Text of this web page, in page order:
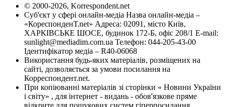
© 2000-2026, Korrespondent.net
Суб'єкт у сфері онлайн-медіа Назва онлайн-медіа –
«КореспонденТ.net» Адреса: 02091, місто Київ,
ХАРКІВСЬКЕ ШОСЕ, будинок 172-Б, офіс 208/1 E-mail:
sunlight@mediadim.com.ua Телефон: 044-205-43-00
Ідентифікатор медіа – R40-06068
Використання будь-яких матеріалів, розміщених на
сайті, дозволяється за умови посилання на
Корреспондент.net.
При копіюванні матеріалів зі сторінки « Новини України
і світу» , для інтернет - видань - обов'язкове пряме
відкрите для пошукових систем гіперпосилання .